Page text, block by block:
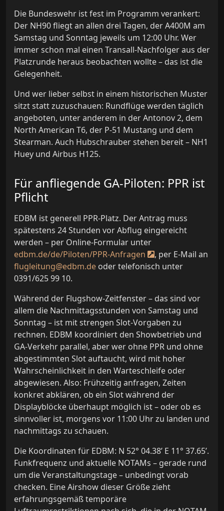
Die Bundeswehr ist fest im Programm verankert:
Der NH90 fliegt an allen drei Tagen, der A400M am
Samstag und Sonntag jeweils um 12:00 Uhr. Wer
immer schon mal einen Transall-Nachfolger aus der
Platzrunde heraus beobachten wollte – das ist die
Gelegenheit.
Und wer lieber selbst in einem historischen Muster
sitzt statt zuzuschauen: Rundflüge werden täglich
angeboten, unter anderem in der Antonov 2, dem
North American T6, der P-51 Mustang und dem
Stearman. Auch Hubschrauber stehen bereit – NH1
Huey und Airbus H125.
Für anfliegende GA-Piloten: PPR ist
Pflicht
EDBM ist generell PPR-Platz. Der Antrag muss
spätestens 24 Stunden vor Abflug eingereicht
werden – per Online-Formular unter
edbm.de/de/Piloten/PPR-Anfragen
, per E-Mail an
flugleitung@edbm.de oder telefonisch unter
0391/625 99 10.
Während der Flugshow-Zeitfenster – das sind vor
allem die Nachmittagsstunden von Samstag und
Sonntag – ist mit strengen Slot-Vorgaben zu
rechnen. EDBM koordiniert den Showbetrieb und
GA-Verkehr parallel, aber wer ohne PPR und ohne
abgestimmten Slot auftaucht, wird mit hoher
Wahrscheinlichkeit in den Warteschleife oder
abgewiesen. Also: Frühzeitig anfragen, Zeiten
konkret abklären, ob ein Slot während der
Displayblöcke überhaupt möglich ist – oder ob es
sinnvoller ist, morgens vor 11:00 Uhr zu landen und
nachmittags zu schauen.
Die Koordinaten für EDBM: N 52° 04.38’ E 11° 37.65’.
Funkfrequenz und aktuelle NOTAMs – gerade rund
um die Veranstaltungstage – unbedingt vorab
checken. Eine Airshow dieser Größe zieht
erfahrungsgemäß temporäre